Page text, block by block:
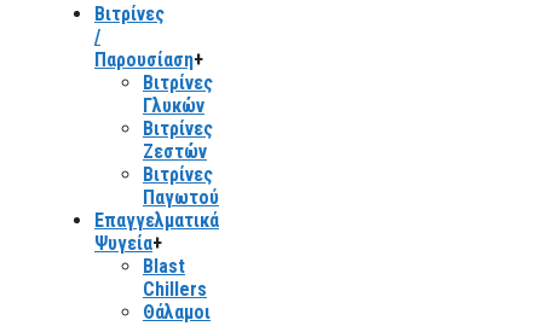
Βιτρίνες
/
Παρουσίαση+
Βιτρίνες
Γλυκών
Βιτρίνες
Ζεστών
Βιτρίνες
Παγωτού
Επαγγελματικά
Ψυγεία+
Blast
Chillers
Θάλαμοι